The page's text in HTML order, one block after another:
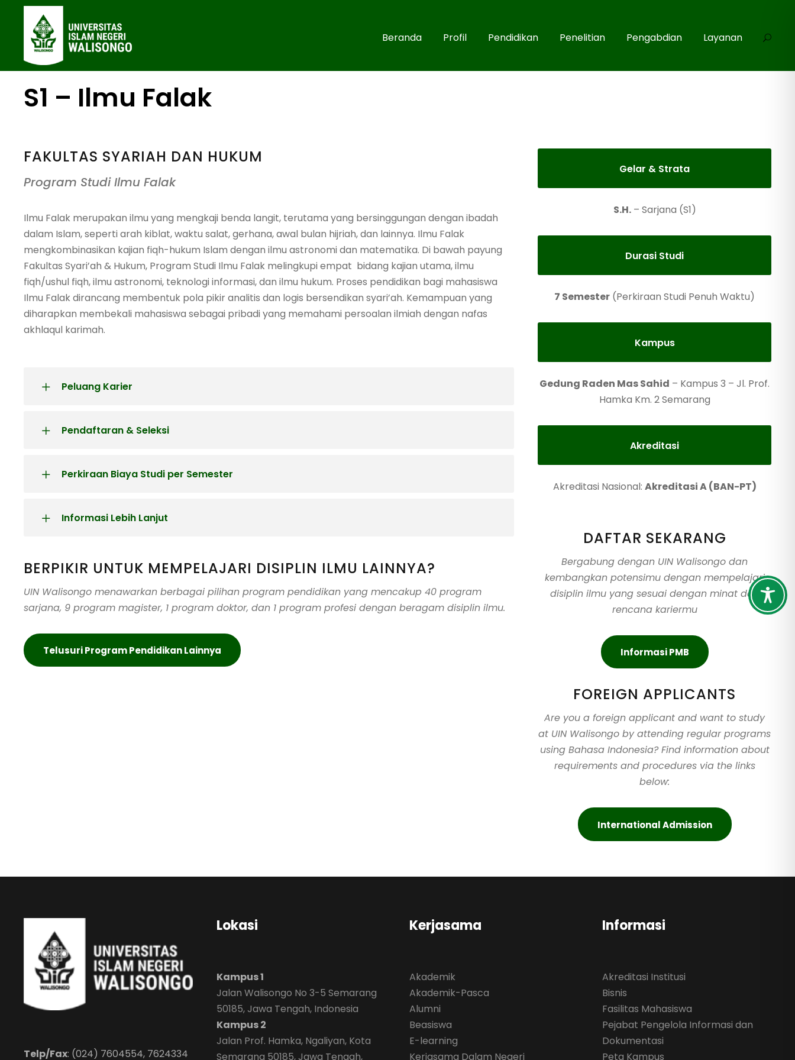
Beranda Profil Pendidikan Penelitian Pengabdian Layanan
S1 – Ilmu Falak
FAKULTAS SYARIAH DAN HUKUM
Program Studi Ilmu Falak
Ilmu Falak merupakan ilmu yang mengkaji benda langit, terutama yang bersinggungan dengan ibadah
dalam Islam, seperti arah kiblat, waktu salat, gerhana, awal bulan hijriah, dan lainnya. Ilmu Falak
mengkombinasikan kajian fiqh-hukum Islam dengan ilmu astronomi dan matematika. Di bawah payung
Fakultas Syari’ah & Hukum, Program Studi Ilmu Falak melingkupi empat bidang kajian utama, ilmu
fiqh/ushul fiqh, ilmu astronomi, teknologi informasi, dan ilmu hukum. Proses pendidikan bagi mahasiswa
Ilmu Falak dirancang membentuk pola pikir analitis dan logis bersendikan syari’ah. Kemampuan yang
diharapkan membekali mahasiswa sebagai pribadi yang memahami persoalan ilmiah dengan nafas
akhlaqul karimah.
Peluang Karier
Pendaftaran & Seleksi
Perkiraan Biaya Studi per Semester
Informasi Lebih Lanjut
BERPIKIR UNTUK MEMPELAJARI DISIPLIN ILMU LAINNYA?
UIN Walisongo menawarkan berbagai pilihan program pendidikan yang mencakup 40 program
sarjana, 9 program magister, 1 program doktor, dan 1 program profesi dengan beragam disiplin ilmu.
Telusuri Program Pendidikan Lainnya
Gelar & Strata
S.H.– Sarjana (S1)
Durasi Studi
7 Semester (Perkiraan Studi Penuh Waktu)
Kampus
Gedung Raden Mas Sahid – Kampus 3 – Jl. Prof.
Hamka Km. 2 Semarang
Akreditasi
Akreditasi Nasional: Akreditasi A (BAN-PT)
DAFTAR SEKARANG
Bergabung dengan UIN Walisongo dan
kembangkan potensimu dengan mempelajari
disiplin ilmu yang sesuai dengan minat dan
rencana kariermu
Informasi PMB
FOREIGN APPLICANTS
Are you a foreign applicant and want to study
at UIN Walisongo by attending regular programs
using Bahasa Indonesia? Find information about
requirements and procedures via the links
below:
International Admission
Telp/Fax: (024) 7604554, 7624334
Lokasi
Kampus 1
Jalan Walisongo No 3-5 Semarang
50185, Jawa Tengah, Indonesia
Kampus 2
Jalan Prof. Hamka, Ngaliyan, Kota
Semarang 50185, Jawa Tengah,
Kerjasama
Akademik
Akademik-Pasca
Alumni
Beasiswa
E-learning
Kerjasama Dalam Negeri
Informasi
Akreditasi Institusi
Bisnis
Fasilitas Mahasiswa
Pejabat Pengelola Informasi dan
Dokumentasi
Peta Kampus